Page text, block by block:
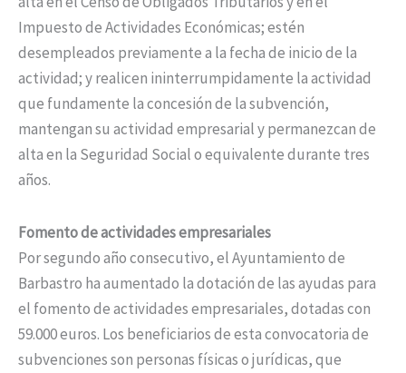
Impuesto de Actividades Económicas; estén
desempleados previamente a la fecha de inicio de la
actividad; y realicen ininterrumpidamente la actividad
que fundamente la concesión de la subvención,
mantengan su actividad empresarial y permanezcan de
alta en la Seguridad Social o equivalente durante tres
años.
Fomento de actividades empresariales
Por segundo año consecutivo, el Ayuntamiento de
Barbastro ha aumentado la dotación de las ayudas para
el fomento de actividades empresariales, dotadas con
59.000 euros. Los beneficiarios de esta convocatoria de
subvenciones son personas físicas o jurídicas, que